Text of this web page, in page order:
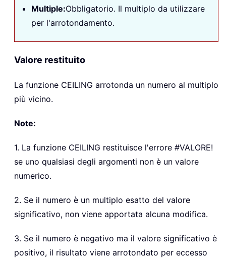
Multiple:Obbligatorio. Il multiplo da utilizzare
per l'arrotondamento.
Valore restituito
La funzione CEILING arrotonda un numero al multiplo
più vicino.
Note:
1. La funzione CEILING restituisce l'errore #VALORE!
se uno qualsiasi degli argomenti non è un valore
numerico.
2. Se il numero è un multiplo esatto del valore
significativo, non viene apportata alcuna modifica.
3. Se il numero è negativo ma il valore significativo è
positivo, il risultato viene arrotondato per eccesso